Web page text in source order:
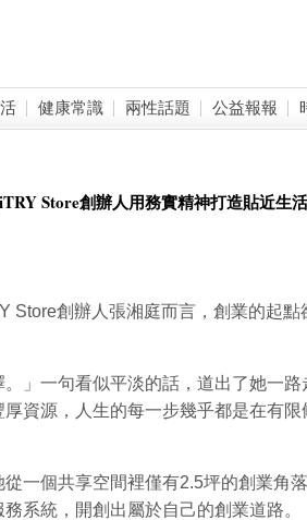
健康常識 兩性話題 公益報報
Store創辦人用務實精神打造貼近生
Store創辦人張湘庭而言，創業的起點
。」一句看似平淡的話，道出了她一路
資源，人生的每一步幾乎都是在有限
一個共享空間裡僅有2.5坪的創業角落
系統，開創出屬於自己的創業道路。